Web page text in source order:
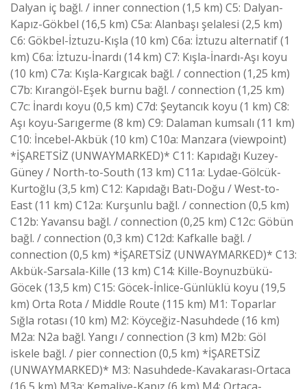
Dalyan iç bağl. / inner connection (1,5 km) C5: Dalyan-
Kapız-Gökbel (16,5 km) C5a: Alanbaşı şelalesi (2,5 km)
C6: Gökbel-İztuzu-Kışla (10 km) C6a: İztuzu alternatif (1
km) C6a: İztuzu-İnardı (14 km) C7: Kışla-İnardı-Aşı koyu
(10 km) C7a: Kışla-Kargıcak bağl. / connection (1,25 km)
C7b: Kırangöl-Eşek burnu bağl. / connection (1,25 km)
C7c: İnardı koyu (0,5 km) C7d: Şeytancık koyu (1 km) C8:
Aşı koyu-Sarıgerme (8 km) C9: Dalaman kumsalı (11 km)
C10: İncebel-Akbük (10 km) C10a: Manzara (viewpoint)
*İŞARETSİZ (UNWAYMARKED)* C11: Kapıdağı Kuzey-
Güney / North-to-South (13 km) C11a: Lydae-Gölcük-
Kurtoğlu (3,5 km) C12: Kapıdağı Batı-Doğu / West-to-
East (11 km) C12a: Kurşunlu bağl. / connection (0,5 km)
C12b: Yavansu bağl. / connection (0,25 km) C12c: Göbün
bağl. / connection (0,3 km) C12d: Kafkalle bağl. /
connection (0,5 km) *İŞARETSİZ (UNWAYMARKED)* C13:
Akbük-Sarsala-Kille (13 km) C14: Kille-Boynuzbükü-
Göcek (13,5 km) C15: Göcek-İnlice-Günlüklü koyu (19,5
km) Orta Rota / Middle Route (115 km) M1: Toparlar
Sığla rotası (10 km) M2: Köyceğiz-Nasuhdede (16 km)
M2a: N2a bağl. Yangı / connection (3 km) M2b: Göl
iskele bağl. / pier connection (0,5 km) *İŞARETSİZ
(UNWAYMARKED)* M3: Nasuhdede-Kavakarası-Ortaca